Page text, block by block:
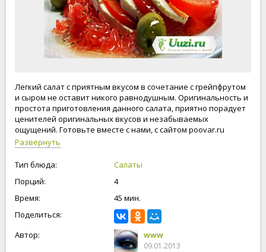
Легкий салат с приятным вкусом в сочетание с грейпфрутом
и сыром не оставит никого равнодушным. Оригинальность и
простота приготовления данного салата, приятно порадует
ценителей оригинальных вкусов и незабываемых
ощущений. Готовьте вместе с нами, с сайтом poovar.ru
Развернуть
Тип блюда:
Салаты
Порций:
4
Время:
45 мин.
Поделиться:
Автор:
www
09.01.2013